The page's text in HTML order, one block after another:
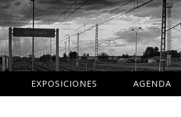
EXPOSICIONES AGENDA